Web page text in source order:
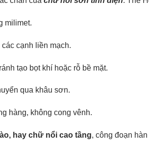
milimet.
cạnh liền mạch.
tạo bọt khí hoặc rỗ bề mặt.
qua khâu sơn.
hàng, không cong vênh.
hay chữ nổi cao tầng, công đoạn hàn